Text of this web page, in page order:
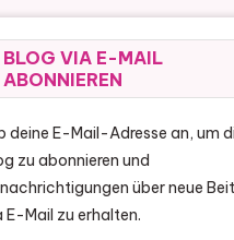
BLOG VIA E-MAIL
ABONNIEREN
deine E-Mail-Adresse an, um
zu abonnieren und
über neue
E-Mail zu erhalten.